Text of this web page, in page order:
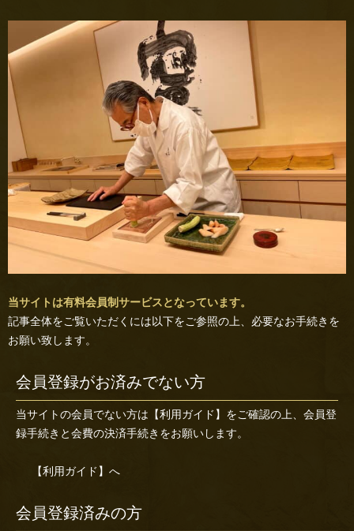
当サイトは有料会員制サービスとなっています。
記事全体をご覧いただくには以下をご参照の上、必要なお手続きを
お願い致します。
会員登録がお済みでない方
当サイトの会員でない方は 【利用ガイド】 をご確認の上、会員登
録手続きと会費の決済手続きをお願いします。
【利用ガイド】へ
会員登録済みの方